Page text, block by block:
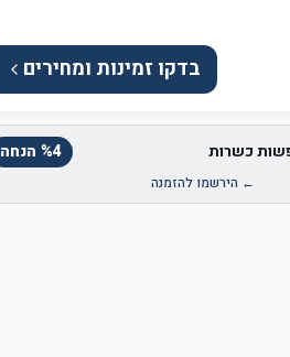
בדקו זמינות ומחירים
כשרות %4 הנחה
← הירשמו להזמנה